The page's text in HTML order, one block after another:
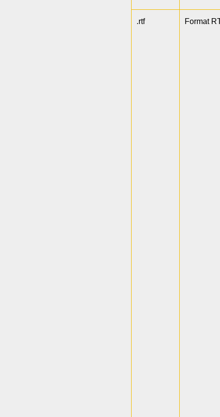
.rtf Format